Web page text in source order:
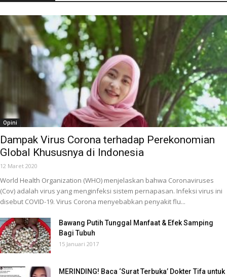
Opini
Dampak Virus Corona terhadap Perekonomian
Global Khususnya di Indonesia
12 Maret 2020
World Health Organization (WHO) menjelaskan bahwa Coronaviruses
(Cov) adalah virus yang menginfeksi sistem pernapasan. Infeksi virus ini
disebut COVID-19. Virus Corona menyebabkan penyakit flu...
Bawang Putih Tunggal Manfaat & Efek Samping
Bagi Tubuh
15 Januari 2017
MERINDING! Baca ‘Surat Terbuka’ Dokter Tifa untuk